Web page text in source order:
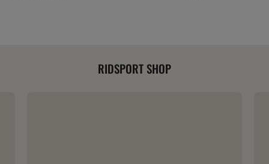
RIDSPORT SHOP